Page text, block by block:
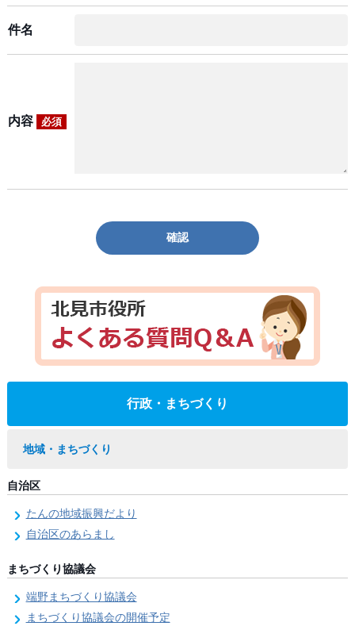
件名
内容 必須
確認
行政・まちづくり
地域・まちづくり
自治区
たんの地域振興だより
自治区のあらまし
まちづくり協議会
端野まちづくり協議会
まちづくり協議会の開催予定